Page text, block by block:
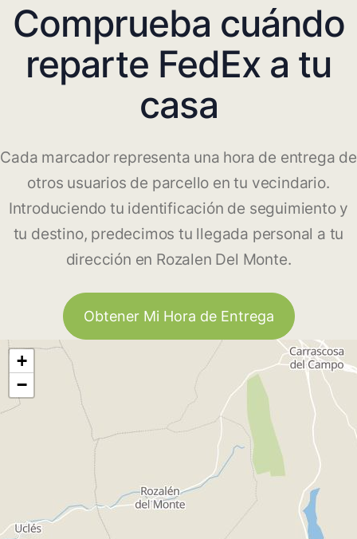
Comprueba cuándo
reparte FedEx a tu
casa
Cada marcador representa una hora de entrega de
otros usuarios de parcello en tu vecindario.
Introduciendo tu identificación de seguimiento y
tu destino, predecimos tu llegada personal a tu
dirección en Rozalen Del Monte.
Obtener Mi Hora de Entrega
+
−